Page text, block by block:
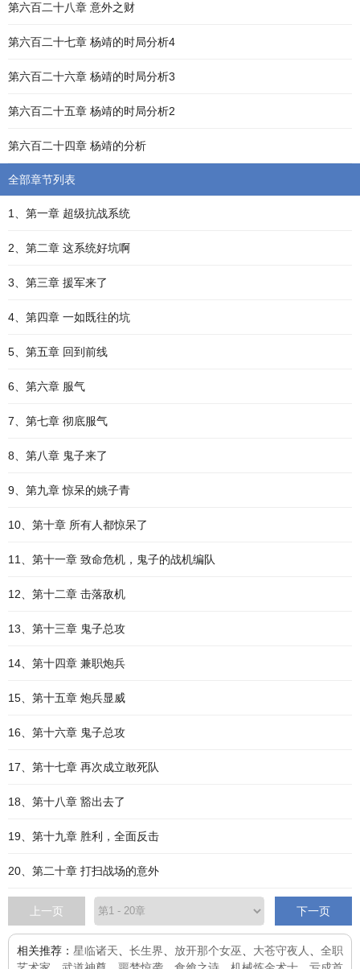
第六百二十八章 意外之财
第六百二十七章 杨靖的时局分析4
第六百二十六章 杨靖的时局分析3
第六百二十五章 杨靖的时局分析2
第六百二十四章 杨靖的分析
全部章节列表
1、第一章 超级抗战系统
2、第二章 这系统好坑啊
3、第三章 援军来了
4、第四章 一如既往的坑
5、第五章 回到前线
6、第六章 服气
7、第七章 彻底服气
8、第八章 鬼子来了
9、第九章 惊呆的姚子青
10、第十章 所有人都惊呆了
11、第十一章 致命危机，鬼子的战机编队
12、第十二章 击落敌机
13、第十三章 鬼子总攻
14、第十四章 兼职炮兵
15、第十五章 炮兵显威
16、第十六章 鬼子总攻
17、第十七章 再次成立敢死队
18、第十八章 豁出去了
19、第十九章 胜利，全面反击
20、第二十章 打扫战场的意外
上一页 下一页
相关推荐： 星临诸天 长生界 放开那个女巫 大苍守夜人
全职